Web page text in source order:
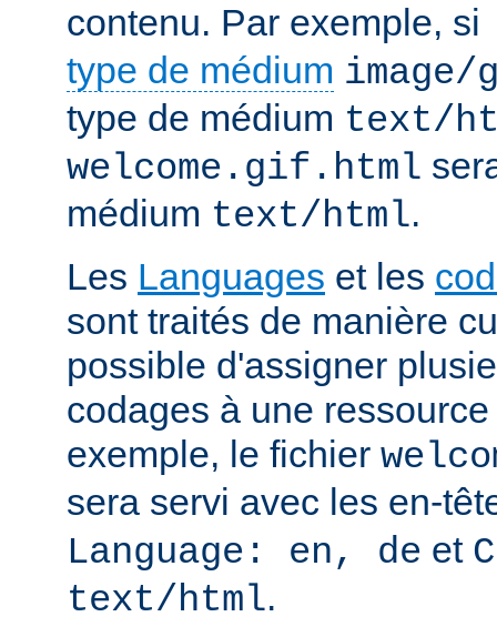
contenu. Par exemple, si
type de médium
type de médium text/
welcome.gif.html
médium text/html.
Les Languages et les
sont traités de manière
possible d'assigner
codages à une
exemple, le fichier
sera servi avec les en-
Language: en, de et
text/html.